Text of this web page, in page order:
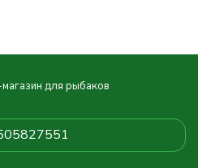
для рыбаков